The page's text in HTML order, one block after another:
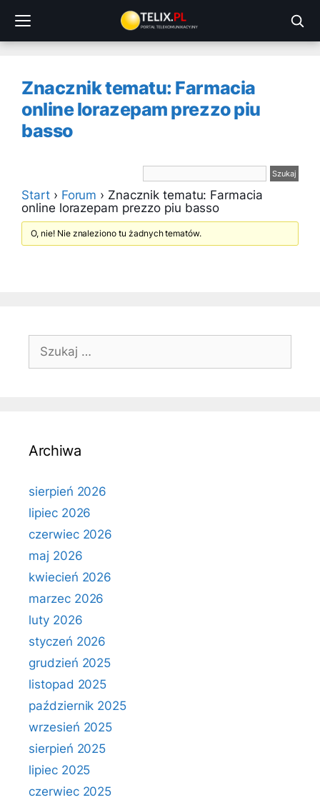
treści
Znacznik tematu: Farmacia
online lorazepam prezzo piu
basso
Start › Forum › Znacznik tematu: Farmacia
online lorazepam prezzo piu basso
O, nie! Nie znaleziono tu żadnych tematów.
Szukaj:
Archiwa
sierpień 2026
lipiec 2026
czerwiec 2026
maj 2026
kwiecień 2026
marzec 2026
luty 2026
styczeń 2026
grudzień 2025
listopad 2025
październik 2025
wrzesień 2025
sierpień 2025
lipiec 2025
czerwiec 2025